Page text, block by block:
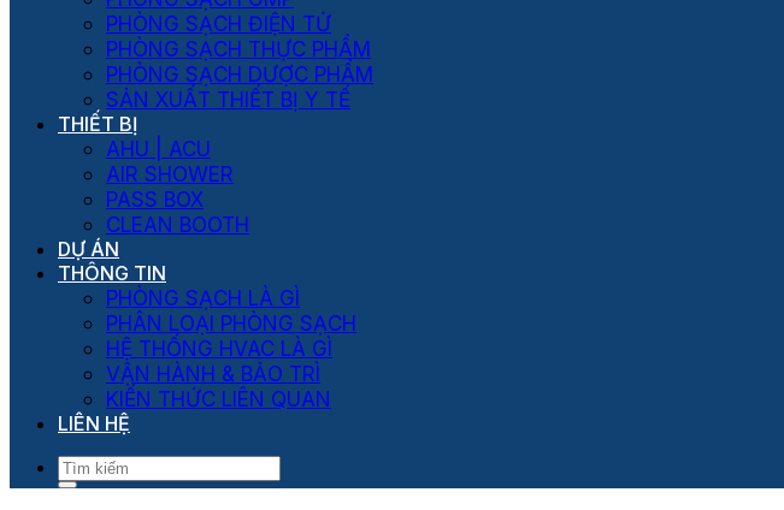
PHÒNG SẠCH ĐIỆN TỬ
PHÒNG SẠCH THỰC PHẨM
PHÒNG SẠCH DƯỢC PHẨM
SẢN XUẤT THIẾT BỊ Y TẾ
THIẾT BỊ
AHU | ACU
AIR SHOWER
PASS BOX
CLEAN BOOTH
DỰ ÁN
THÔNG TIN
PHÒNG SẠCH LÀ GÌ
PHÂN LOẠI PHÒNG SẠCH
HỆ THỐNG HVAC LÀ GÌ
VẬN HÀNH & BẢO TRÌ
KIẾN THỨC LIÊN QUAN
LIÊN HỆ